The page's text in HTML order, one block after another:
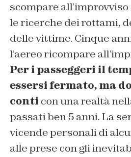
scompare
le ricerche dei rottami,
delle vittime. Cinque
l’aereo ricompare
Per i passeggeri il
essersi fermato, ma
conti con una realtà
passati ben 5 anni. La
vicende personali di
alle prese con gli